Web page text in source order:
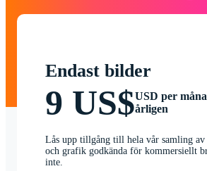
Endast bilder
9 US$USD per
årligen
Lås upp tillgång till hela vår samling
och grafik godkända för kommersiellt
inte.